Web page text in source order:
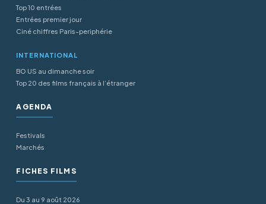
Top 10 entrées
Entrées premier jour
Ciné chiffres Paris-periphérie
INTERNATIONAL
BO US au dimanche soir
Top 20 des films français à l’étranger
AGENDA
Festivals
Marchés
FICHES FILMS
Du 3 au 9 août 2026